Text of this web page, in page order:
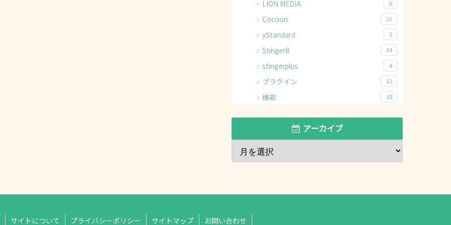
LION MEDIA 6
Cocoon 22
yStandard 5
Stinger8 34
stingerplus 4
プラグイン 12
機能 18
アーカイブ
サイトについて プライバシーポリシー サイトマップ お問い合わせ